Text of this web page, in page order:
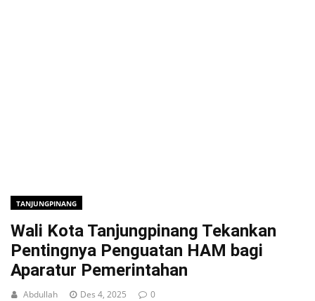
TANJUNGPINANG
Wali Kota Tanjungpinang Tekankan
Pentingnya Penguatan HAM bagi
Aparatur Pemerintahan
Abdullah Des 4, 2025 0